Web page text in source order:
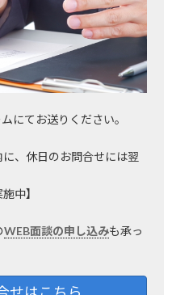
にてお送りください。
、休日のお問合せには翌
中】
WEB面談の申し込みも承っ